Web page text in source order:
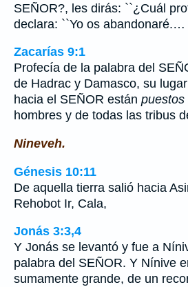
SEÑOR?, les dirás: ``¿Cuál
declara: ``Yo os abandonaré.…
Zacarías 9:1
Profecía de la palabra del
de Hadrac y Damasco, su
hacia el SEÑOR están puestos
hombres y de todas las tribus
Nineveh.
Génesis 10:11
De aquella tierra salió hacia
Rehobot Ir, Cala,
Jonás 3:3,4
Y Jonás se levantó y fue a
palabra del SEÑOR. Y Nínive
sumamente grande, de un